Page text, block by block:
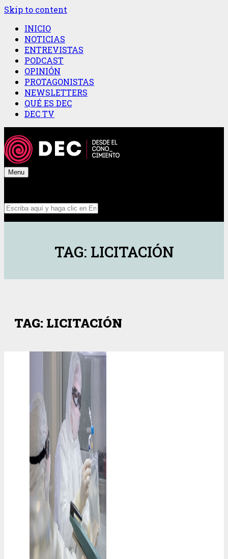
Skip to content
INICIO
NOTICIAS
ENTREVISTAS
PODCAST
OPINIÓN
PROTAGONISTAS
NEWSLETTERS
QUÉ ES DEC
DEC TV
Menu
TAG: LICITACIÓN
TAG: LICITACIÓN